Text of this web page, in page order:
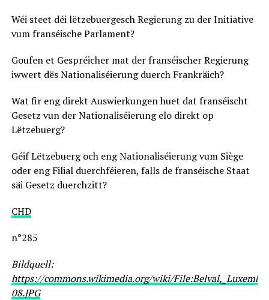
Wéi steet déi lëtzebuergesch Regierung zu der Initiative
vum franséische Parlament?
Goufen et Gespréicher mat der franséischer Regierung
iwwert dës Nationaliséierung duerch Frankräich?
Wat fir eng direkt Auswierkungen huet dat franséischt
Gesetz vun der Nationaliséierung elo direkt op
Lëtzebuerg?
Géif Lëtzebuerg och eng Nationaliséierung vum Siège
oder eng Filial duerchféieren, falls de franséische Staat
säi Gesetz duerchzitt?
CHD
n°285
Bildquell:
https://commons.wikimedia.org/wiki/
08.JPG